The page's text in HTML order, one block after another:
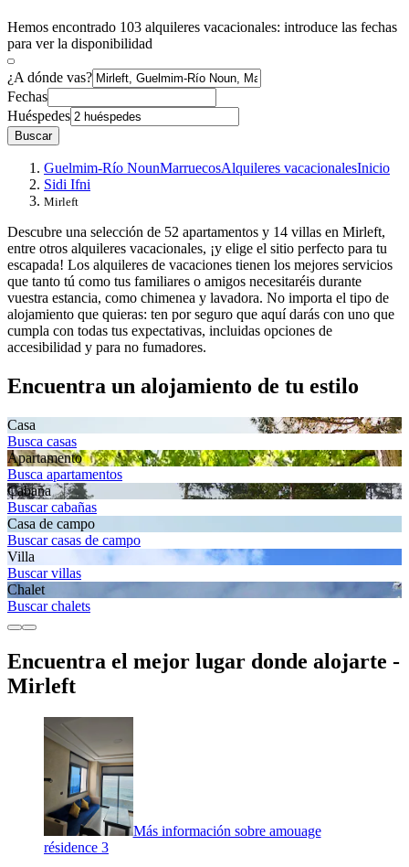
Hemos encontrado 103 alquileres vacacionales: introduce las fechas
para ver la disponibilidad
¿A dónde vas?
Fechas
Huéspedes
Buscar
Guelmim-Río NounMarruecosAlquileres vacacionalesInicio
Sidi Ifni
Mirleft
Descubre una selección de 52 apartamentos y 14 villas en Mirleft,
entre otros alquileres vacacionales, ¡y elige el sitio perfecto para tu
escapada! Los alquileres de vacaciones tienen los mejores servicios
que tanto tú como tus familiares o amigos necesitaréis durante
vuestra estancia, como chimenea y lavadora. No importa el tipo de
alojamiento que quieras: ten por seguro que aquí darás con uno que
cumpla con todas tus expectativas, incluidas opciones de
accesibilidad y para no fumadores.
Encuentra un alojamiento de tu estilo
Casa
Busca casas
Apartamento
Busca apartamentos
Cabaña
Buscar cabañas
Casa de campo
Buscar casas de campo
Villa
Buscar villas
Chalet
Buscar chalets
Encuentra el mejor lugar donde alojarte -
Mirleft
Más información sobre amouage
résidence 3